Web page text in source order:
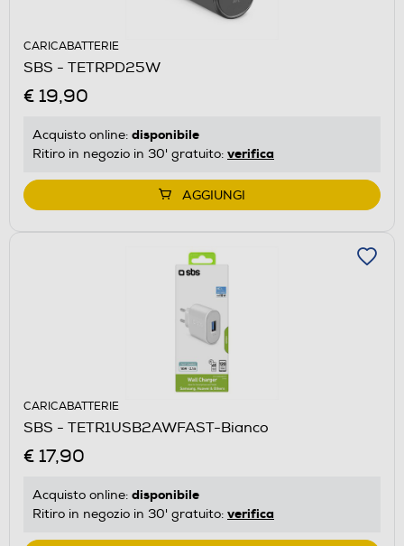
CARICABATTERIE
SBS - TETRPD25W
€ 19,90
Acquisto online: disponibile
Ritiro in negozio in 30' gratuito: verifica
AGGIUNGI
CARICABATTERIE
SBS - TETR1USB2AWFAST-Bianco
€ 17,90
Acquisto online: disponibile
Ritiro in negozio in 30' gratuito: verifica